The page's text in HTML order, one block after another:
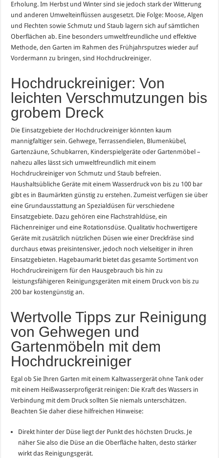
Erholung. Im Herbst und Winter sind sie jedoch stark der Witterung
und anderen Umwelteinflüssen ausgesetzt. Die Folge: Moose, Algen
und Flechten sowie Schmutz und Staub lagern sich auf sämtlichen
Oberflächen ab. Eine besonders umweltfreundliche und effektive
Methode, den Garten im Rahmen des Frühjahrsputzes wieder auf
Vordermann zu bringen, sind Hochdruckreiniger.
Hochdruckreiniger: Von
leichten Verschmutzungen bis
grobem Dreck
Die Einsatzgebiete der Hochdruckreiniger könnten kaum
mannigfaltiger sein. Gehwege, Terrassendielen, Blumenkübel,
Gartenzäune, Schubkarren, Kinderspielgeräte oder Gartenmöbel –
nahezu alles lässt sich umweltfreundlich mit einem
Hochdruckreiniger von Schmutz und Staub befreien.
Haushaltsübliche Geräte mit einem Wasserdruck von bis zu 100 bar
gibt es in Baumärkten günstig zu erstehen. Zumeist verfügen sie über
eine Grundausstattung an Spezialdüsen für verschiedene
Einsatzgebiete. Dazu gehören eine Flachstrahldüse, ein
Flächenreiniger und eine Rotationsdüse. Qualitativ hochwertigere
Geräte mit zusätzlich nützlichen Düsen wie einer Dreckfräse sind
durchaus etwas preisintensiver, jedoch noch vielseitiger in ihren
Einsatzgebieten. Hagebaumarkt bietet das gesamte Sortiment von
Hochdruckreinigern für den Hausgebrauch bis hin zu
leistungsfähigeren Reinigungsgeräten mit einem Druck von bis zu
200 bar kostengünstig an.
Wertvolle Tipps zur Reinigung
von Gehwegen und
Gartenmöbeln mit dem
Hochdruckreiniger
Egal ob Sie Ihren Garten mit einem Kaltwassergerät ohne Tank oder
mit einem Heißwasserprofigerät reinigen: Die Kraft des Wassers in
Verbindung mit dem Druck sollten Sie niemals unterschätzen.
Beachten Sie daher diese hilfreichen Hinweise:
Direkt hinter der Düse liegt der Punkt des höchsten Drucks. Je
näher Sie also die Düse an die Oberfläche halten, desto stärker
wirkt das Reinigungsgerät.